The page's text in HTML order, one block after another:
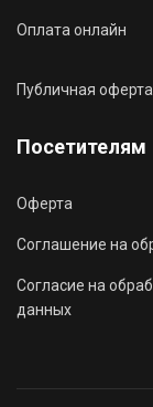
Оплата онлайн
Публичная оферта
Посетителям
Оферта
Соглашение на
Согласие на
данных